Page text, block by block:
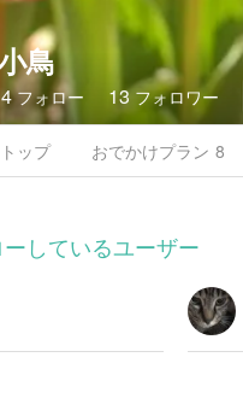
鳥
4フォロー 13フォロワー
トップ おでかけプラン 8
しているユーザー